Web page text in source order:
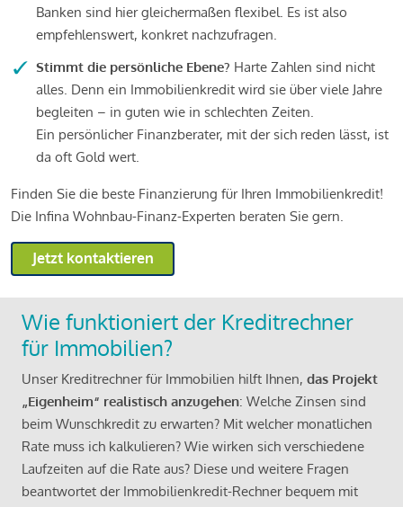
Banken sind hier gleichermaßen flexibel. Es ist also
empfehlenswert, konkret nachzufragen.
Stimmt die persönliche Ebene? Harte Zahlen sind nicht
alles. Denn ein Immobilienkredit wird sie über viele Jahre
begleiten – in guten wie in schlechten Zeiten.
Ein persönlicher Finanzberater, mit der sich reden lässt, ist
da oft Gold wert.
Finden Sie die beste Finanzierung für Ihren Immobilienkredit!
Die Infina Wohnbau-Finanz-Experten beraten Sie gern.
Jetzt kontaktieren
Wie funktioniert der Kreditrechner
für Immobilien?
Unser Kreditrechner für Immobilien hilft Ihnen, das Projekt
„Eigenheim“ realistisch anzugehen: Welche Zinsen sind
beim Wunschkredit zu erwarten? Mit welcher monatlichen
Rate muss ich kalkulieren? Wie wirken sich verschiedene
Laufzeiten auf die Rate aus? Diese und weitere Fragen
beantwortet der Immobilienkredit-Rechner bequem mit